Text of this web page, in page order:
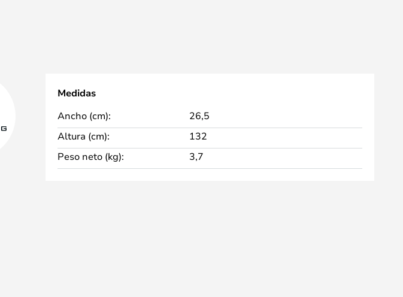
Medidas
Ancho (cm):
26,5
Altura (cm):
132
Peso neto (kg):
3,7